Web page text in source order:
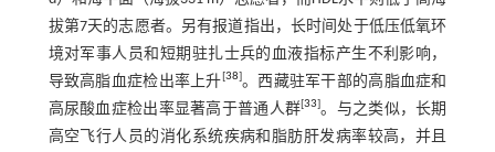
拔第7天的志愿者。另有报道指出，长时间处于低压低氧环
境对军事人员和短期驻扎士兵的血液指标产生不利影响，
导致高脂血症检出率上升 38 。西藏驻军干部的高脂血症和
高尿酸血症检出率显著高于普通人群 [33 。与之类似，长期
高空飞行人员的消化系统疾病和脂肪肝发病率较高，并且